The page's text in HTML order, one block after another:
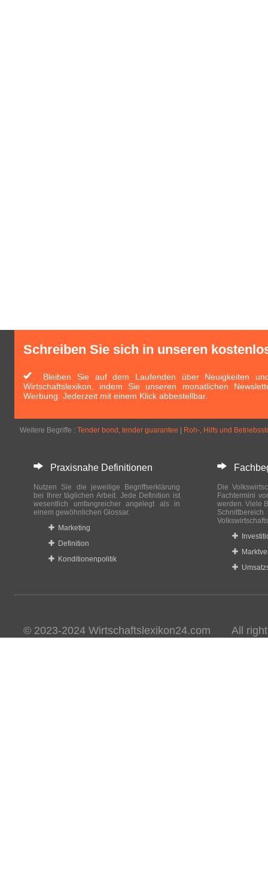
Schreiben Sie sich in unseren
Bleiben Sie auf dem Laufenden über Neuigkeiten
Wirtschaftslexikon, indem Sie unseren monatlichen
Werbung. Jederzeit mit einem Klick abbestellbar.
Weitere Begriffe : Tender bond, tender guarantee Roh-, Hilfs und
Praxisnahe Definitionen
Nutzen Sie die jeweilige Begriffserklärung
bei Ihrer täglichen Arbeit. Jede Definition ist
wesentlich umfangreicher angelegt als in
einem gewöhnlichen Glossar.
Marketing
Definition
Konditionenpolitik
Die
Fachtermini
werden. Viele
© 2023-2024 Wirtschaftslexikon24.com All